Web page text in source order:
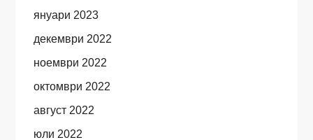
януари 2023
декември 2022
ноември 2022
октомври 2022
август 2022
юли 2022